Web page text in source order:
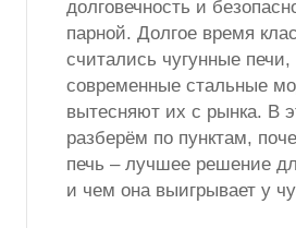
долговечность и
парной. Долгое время
считались чугунные печи,
современные стальные
вытесняют их с рынка. В
разберём по пунктам,
печь – лучшее решение
и чем она выигрывает у